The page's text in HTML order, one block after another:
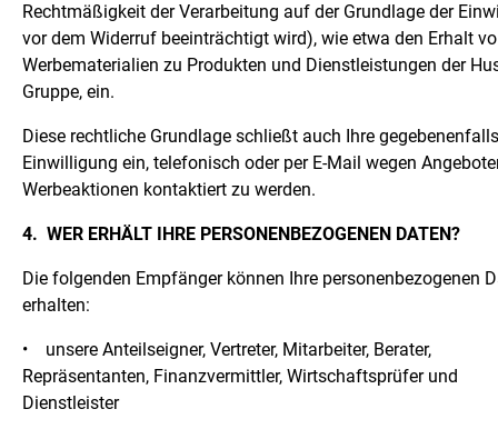
Rechtmäßigkeit der Verarbeitung auf der Grundlage der
vor dem Widerruf beeinträchtigt wird), wie etwa den Erhalt
Werbematerialien zu Produkten und Dienstleistungen der
Gruppe, ein.
Diese rechtliche Grundlage schließt auch Ihre
Einwilligung ein, telefonisch oder per E-Mail wegen
Werbeaktionen kontaktiert zu werden.
4. WER ERHÄLT IHRE PERSONENBEZOGENEN DATEN?
Die folgenden Empfänger können Ihre personenbezogenen
erhalten:
•
unsere Anteilseigner, Vertreter, Mitarbeiter, Berater,
Repräsentanten, Finanzvermittler, Wirtschaftsprüfer und
Dienstleister